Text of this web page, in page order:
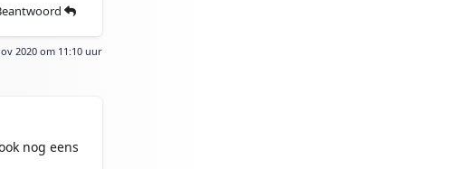
2020 om 11:10 uur
nog eens